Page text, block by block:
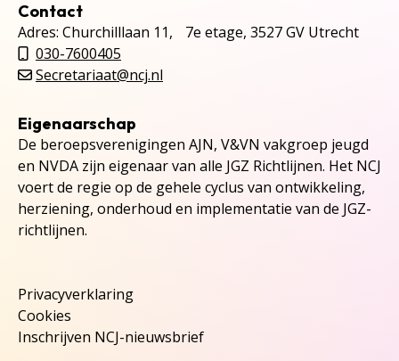
Contact
Adres: Churchilllaan 11, 7e etage, 3527 GV Utrecht
030-7600405
Secretariaat@ncj.nl
Eigenaarschap
De beroepsverenigingen AJN, V&VN vakgroep jeugd
en NVDA zijn eigenaar van alle JGZ Richtlijnen. Het NCJ
voert de regie op de gehele cyclus van ontwikkeling,
herziening, onderhoud en implementatie van de JGZ-
richtlijnen.
Privacyverklaring
Cookies
Inschrijven NCJ-nieuwsbrief